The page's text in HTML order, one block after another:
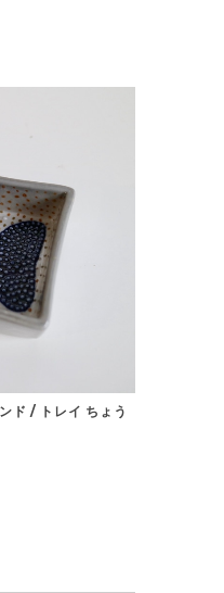
/ トレイ ちょう